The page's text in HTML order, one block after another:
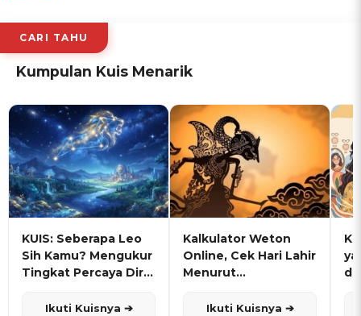
CARI TAHU
Kumpulan Kuis Menarik
KUIS: Seberapa Leo
Sih Kamu? Mengukur
Tingkat Percaya Diri
Ikuti Kuisnya ➔
Kalkulator Weton
Online, Cek Hari Lahir
Menurut
Ikuti Kuisnya ➔